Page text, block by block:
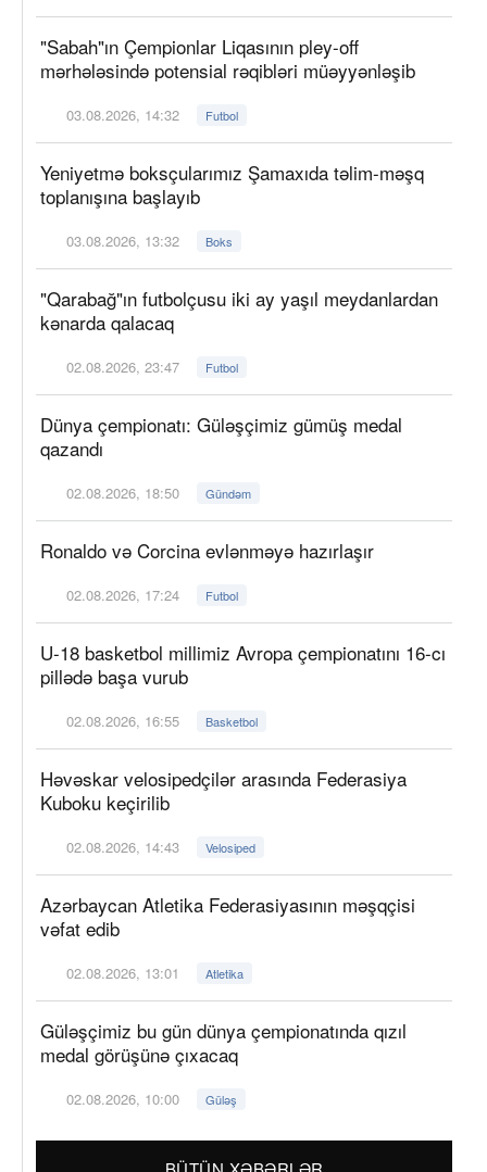
"Sabah"ın Çempionlar Liqasının pley-off
mərhələsində potensial rəqibləri müəyyənləşib
03.08.2026, 14:32 Futbol
Yeniyetmə boksçularımız Şamaxıda təlim-məşq
toplanışına başlayıb
03.08.2026, 13:32 Boks
"Qarabağ"ın futbolçusu iki ay yaşıl meydanlardan
kənarda qalacaq
02.08.2026, 23:47 Futbol
Dünya çempionatı: Güləşçimiz gümüş medal
qazandı
02.08.2026, 18:50 Gündəm
Ronaldo və Corcina evlənməyə hazırlaşır
02.08.2026, 17:24 Futbol
U-18 basketbol millimiz Avropa çempionatını 16-cı
pillədə başa vurub
02.08.2026, 16:55 Basketbol
Həvəskar velosipedçilər arasında Federasiya
Kuboku keçirilib
02.08.2026, 14:43 Velosiped
Azərbaycan Atletika Federasiyasının məşqçisi
vəfat edib
02.08.2026, 13:01 Atletika
Güləşçimiz bu gün dünya çempionatında qızıl
medal görüşünə çıxacaq
02.08.2026, 10:00 Güləş